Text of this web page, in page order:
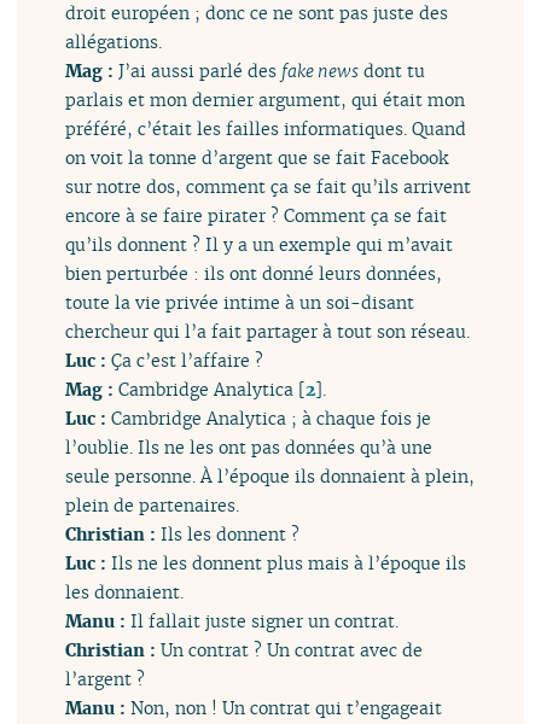
droit européen ; donc ce ne sont pas juste des
allégations.
Mag :J’ai aussi parlé des fake news dont tu
parlais et mon dernier argument, qui était mon
préféré, c’était les failles informatiques. Quand
on voit la tonne d’argent que se fait Facebook
sur notre dos, comment ça se fait qu’ils arrivent
encore à se faire pirater ? Comment ça se fait
qu’ils donnent ? Il y a un exemple qui m’avait
bien perturbée : ils ont donné leurs données,
toute la vie privée intime à un soi-disant
chercheur qui l’a fait partager à tout son réseau.
Luc :Ça c’est l’affaire ?
Mag :Cambridge Analytica [2].
Luc :Cambridge Analytica ; à chaque fois je
l’oublie. Ils ne les ont pas données qu’à une
seule personne. À l’époque ils donnaient à plein,
plein de partenaires.
Christian :Ils les donnent ?
Luc :Ils ne les donnent plus mais à l’époque ils
les donnaient.
Manu :Il fallait juste signer un contrat.
Christian :Un contrat ? Un contrat avec de
l’argent ?
Manu :Non, non ! Un contrat qui t’engageait